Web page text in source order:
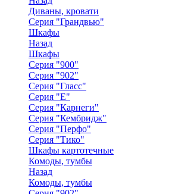
Диваны, кровати
Серия "Грандвью"
Шкафы
Назад
Шкафы
Серия "900"
Серия "902"
Серия "Гласс"
Серия "Е"
Серия "Карнеги"
Серия "Кембридж"
Серия "Перфо"
Серия "Тико"
Шкафы картотечные
Комоды, тумбы
Назад
Комоды, тумбы